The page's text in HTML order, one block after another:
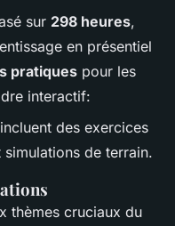
sur 298 heures,
en présentiel
pratiques pour les
interactif:
des exercices
de terrain.
thèmes cruciaux du